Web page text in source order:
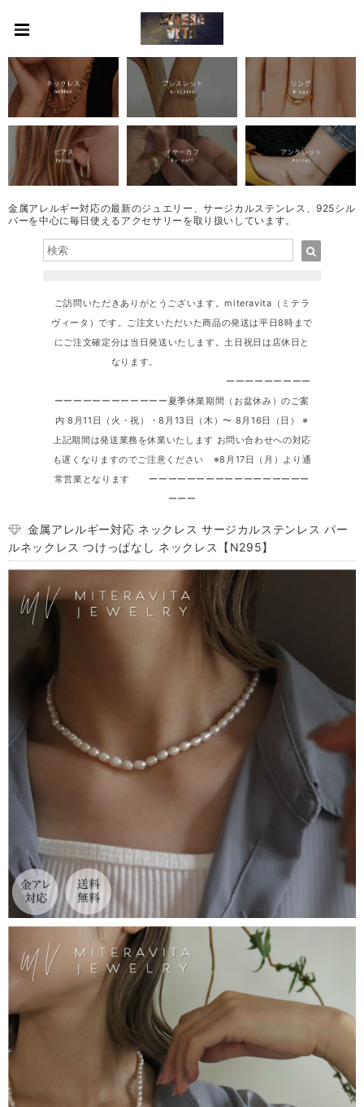
金属アレルギー対応の最新のジュエリー、サージカルステンレス、925シル
バーを中心に毎日使えるアクセサリーを取り扱いしています。
ご訪問いただきありがとうございます。miteravita（ミテラ
ヴィータ）です。ご注文いただいた商品の発送は平日8時まで
にご注文確定分は当日発送いたします。土日祝日は店休日と
なります。
ーーーーーーーーー
ーーーーーーーーーーーー夏季休業期間（お盆休み）のご案
内 8月11日（火・祝）・8月13日（木）〜 8月16日（日） ※
上記期間は発送業務を休業いたします お問い合わせへの対応
も遅くなりますのでご注意ください ※8月17日（月）より通
常営業となります ーーーーーーーーーーーーーーーーー
ーーー
金属アレルギー対応 ネックレス サージカルステンレス パー
ルネックレス つけっぱなし ネックレス【N295】